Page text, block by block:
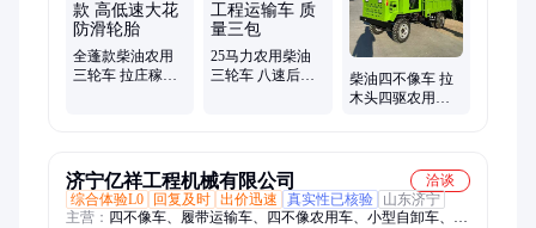
全蓬款柴油农用
三轮车 拉庄稼专
25马力农用柴油
三轮车 八速后桥
柴油四不像车 拉
木头四驱农用车
济宁亿祥工程机械有限公司
洽谈
综合体验L0
回复及时 出价迅速 真实性已核验
山东济宁
主营： 四不像车、履带运输车、四不像农用车、小型自卸车、农